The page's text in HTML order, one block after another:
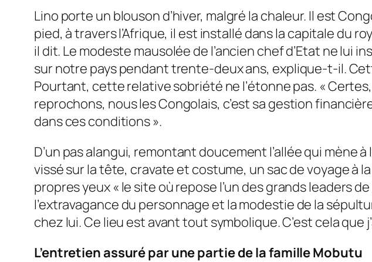
Lino porte un blouson d’hiver, malgré la chaleur. Il est
pied, à travers l’Afrique, il est installé dans la capitale du
il dit. Le modeste mausolée de l’ancien chef d’Etat ne lui
sur notre pays pendant trente-deux ans, explique-t-il.
Pourtant, cette relative sobriété ne l’étonne pas. «
reprochons, nous les Congolais, c’est sa gestion
dans ces conditions».
D’un pas alangui, remontant doucement l’allée qui
vissé sur la tête, cravate et costume, un sac de voyage à
propres yeux « le site où repose l’un des grands leaders
l’extravagance du personnage et la modestie de la
chez lui. Ce lieu est avant tout symbolique. C’est cela que
L’entretien assuré par une partie de la famille Mobutu